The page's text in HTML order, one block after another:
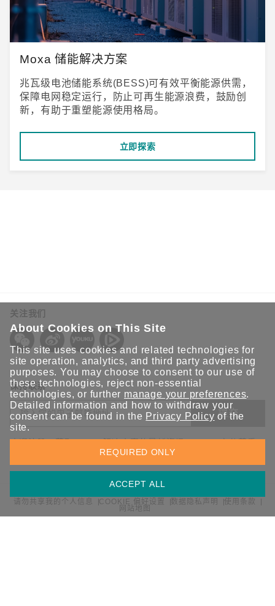
Moxa 储能解决方案
兆瓦级电池储能系统(BESS)可有效平衡能源供需，
保障电网稳定运行，防止可再生能源浪费，鼓励创
新，有助于重塑能源使用格局。
立即探索
关注我们
保持联系
提交
欢迎注册，获取 Moxa 解决方案的最新资讯。Moxa 充分尊重
您的隐私，绝不会透露您的邮箱信息。
请勿共享我的个人信息 COOKIE 偏好设置 数据隐私声明 使用条款
网站地图
About Cookies on This Site
This site uses cookies and related technologies for
site operation, analytics, and third party advertising
purposes. You may choose to consent to our use of
these technologies, reject non-essential
technologies, or further manage your preferences.
Detailed information and how to withdraw your
consent can be found in the Privacy Policy of the
site.
ACCEPT ALL
REQUIRED ONLY